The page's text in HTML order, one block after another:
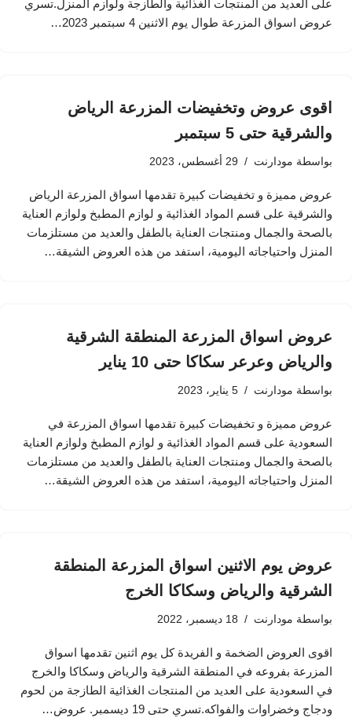
على العديد من المنتجات الغذائية والطازجة ولوازم المنزل.تسري
عروض اسواق المزرعة طوال يوم الاثنين 4 سبتمبر 2023…
اقوى عروض وتخفيضات المزرعة الرياض
والشرقية حتى 5 سبتمبر
بواسطة مودارنت 29 أغسطس، 2023
عروض مميزة و تخفيضات كبيرة تقدمها اسواق المزرعة الرياض
والشرقية على قسم المواد الغذائية و لوازم المطبخ ولوازم العناية
بالصحة والجمال ومنتجات العناية بالطفل والعديد من مستلزمات
المنزل واحتياجاته اليومية، استفد من هذه العروض الشيقة…
عروض اسواق المزرعة المنطقة الشرقية
والرياض وعرعر سكاكا حتى 10 يناير
بواسطة مودارنت 5 يناير، 2023
عروض مميزة و تخفيضات كبيرة تقدمها اسواق المزرعة في
السعودية على قسم المواد الغذائية و لوازم المطبخ ولوازم العناية
بالصحة والجمال ومنتجات العناية بالطفل والعديد من مستلزمات
المنزل واحتياجاته اليومية، استفد من هذه العروض الشيقة…
عروض يوم الاثنين اسواق المزرعة المنطقة
الشرقية والرياض وسكاكا الخرج
بواسطة مودارنت 18 ديسمبر، 2022
اقوى العروض الضخمة و الفريدة كل يوم اثنين تقدمها اسواق
المزرعة بفروعه في المنطقة الشرقية والرياض وسكاكا والخرج
في السعودية على العديد من المنتجات الغذائية الطازجة من لحوم
ودجاج وخضراوات والفواكه.تسري حتى 19 ديسمبر. عروض…